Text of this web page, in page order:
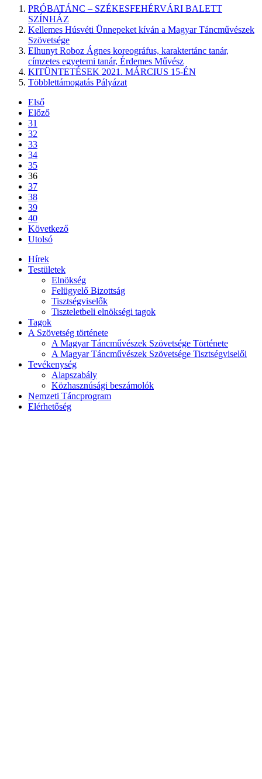
PRÓBATÁNC – SZÉKESFEHÉRVÁRI BALETT
SZÍNHÁZ
Kellemes Húsvéti Ünnepeket kíván a Magyar Táncművészek
Szövetsége
Elhunyt Roboz Ágnes koreográfus, karaktertánc tanár,
címzetes egyetemi tanár, Érdemes Művész
KITÜNTETÉSEK 2021. MÁRCIUS 15-ÉN
Többlettámogatás Pályázat
Első
Előző
31
32
33
34
35
36
37
38
39
40
Következő
Utolsó
Hírek
Testületek
Elnökség
Felügyelő Bizottság
Tisztségviselők
Tiszteletbeli elnökségi tagok
Tagok
A Szövetség története
A Magyar Táncművészek Szövetsége Története
A Magyar Táncművészek Szövetsége Tisztségviselői
Tevékenység
Alapszabály
Közhasznúsági beszámolók
Nemzeti Táncprogram
Elérhetőség